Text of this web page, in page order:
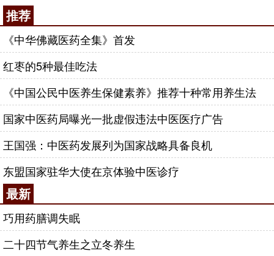
推荐
《中华佛藏医药全集》首发
红枣的5种最佳吃法
《中国公民中医养生保健素养》推荐十种常用养生法
国家中医药局曝光一批虚假违法中医医疗广告
王国强：中医药发展列为国家战略具备良机
东盟国家驻华大使在京体验中医诊疗
最新
巧用药膳调失眠
二十四节气养生之立冬养生